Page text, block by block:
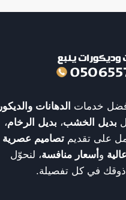
خدمات الدهانات والديكور
بديل الخشب، بديل الرخام،
على تقديم تصاميم عصرية
و أسعار منافسة، لنحوّل
في كل تفصيلة.